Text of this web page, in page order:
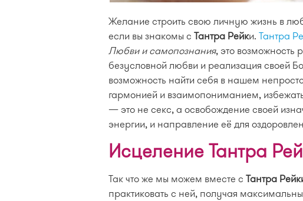
Желание строить свою личную жизнь в
если вы знакомы с Тантра Рейки. Тантра
Любви и самопознания, это возможность
безусловной любви и реализация своей
возможность найти себя в нашем
гармонией и взаимопониманием,
— это не секс, а освобождение своей
энергии, и направление её для
Исцеление Тантра
Так что же мы можем вместе с Тантра
практиковать с ней, получая